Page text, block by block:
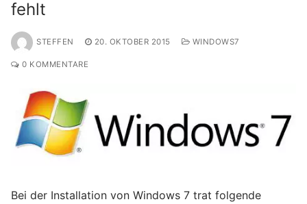
fehlt
STEFFEN 20. OKTOBER 2015 WINDOWS7
0 KOMMENTARE
Bei der Installation von Windows 7 trat folgende